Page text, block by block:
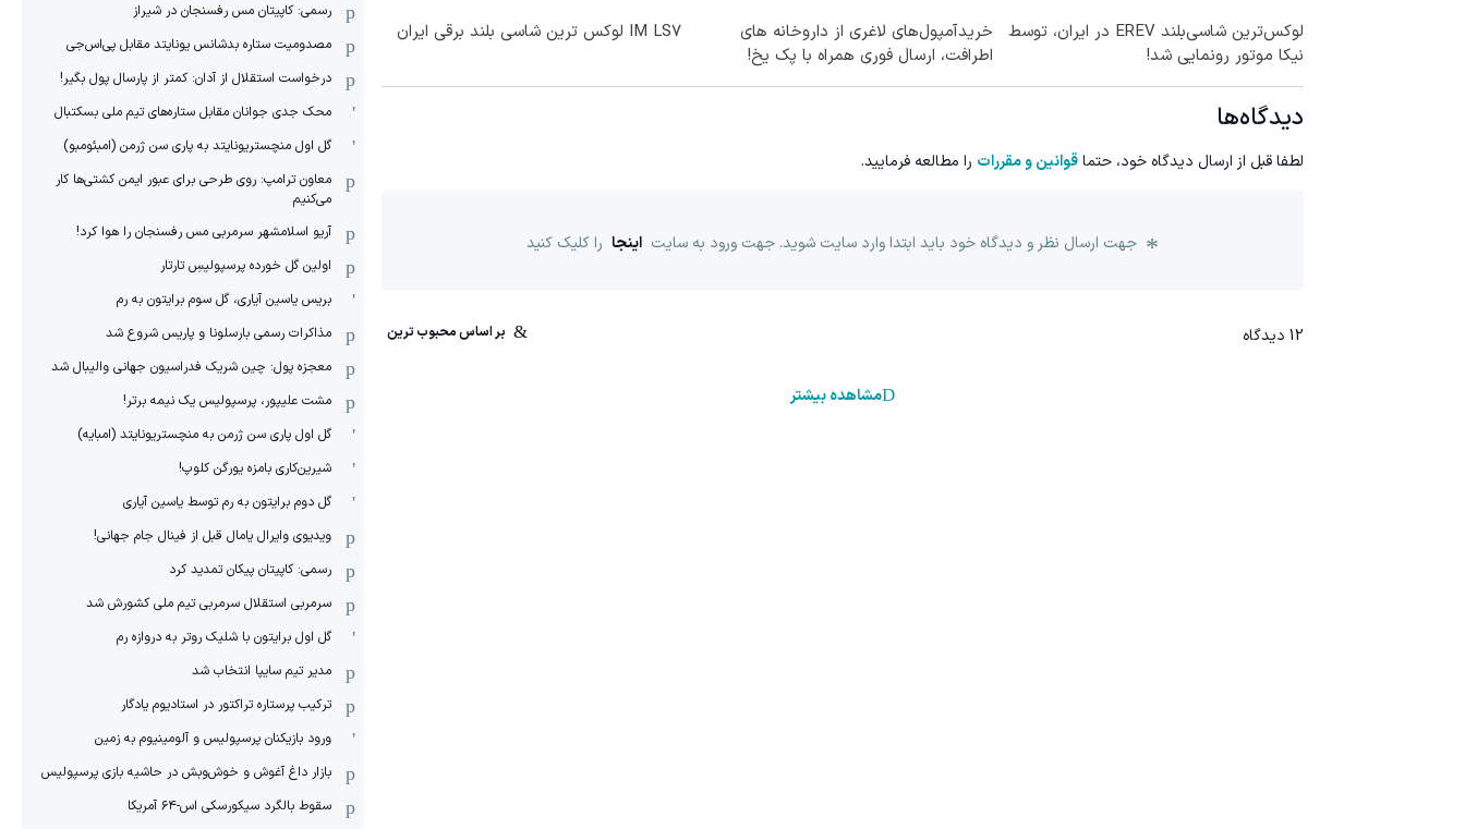
لوکس‌ترین شاسی‌بلند EREV در ایران، توسط
نیکا موتور رونمایی شد!
خریدآمپول‌های لاغری از داروخانه های
اطرافت، ارسال فوری همراه با پک یخ!
IM LS7 لوکس ترین شاسی بلند برقی ایران
دیدگاه‌ها
لطفا قبل از ارسال دیدگاه خود، حتماقوانین و مقررات را مطالعه فرمایید.
جهت ارسال نظر و دیدگاه خود باید ابتدا وارد سایت شوید. جهت ورود به سایت اینجا را کلیک کنید
12 دیدگاه
مشاهده بیشتر
رسمی: کاپیتان مس رفسنجان در شیراز
مصدومیت ستاره بدشانس یونایتد مقابل پی‌اس‌جی
درخواست استقلال از آدان: کمتر از پارسال پول بگیر!
محک جدی ‌جوانان مقابل ستاره‌های تیم ملی بسکتبال
گل اول منچستریونایتد به پاری سن ژرمن (امبئومبو)
معاون ترامپ: روی طرحی برای عبور ایمن کشتی‌ها کار
می‌کنیم
آریو اسلامشهر سرمربی مس رفسنجان را هوا کرد!
اولین گل خورده پرسپولیسِ تارتار
بریس یاسین آیاری، گل سوم برایتون به رم
مذاکرات رسمی بارسلونا و پاریس شروع شد
معجزه پول: چین شریک فدراسیون جهانی والیبال شد
مشت علیپور، پرسپولیس یک نیمه برتر!
گل اول پاری سن ژرمن به منچستریونایتد (امبایه)
شیرین‌کاری بامزه یورگن کلوپ!
گل دوم برایتون به رم توسط یاسین آیاری
ویدیوی وایرال یامال قبل از فینال جام جهانی!
رسمی: کاپیتان پیکان تمدید کرد
سرمربی استقلال سرمربی تیم ملی کشورش شد
گل اول برایتون با شلیک روتر به دروازه رم
مدیر تیم سایپا انتخاب شد
ترکیب پرستاره تراکتور در استادیوم یادگار
ورود بازیکنان پرسپولیس و آلومینیوم به زمین
بازار داغ آغوش و خوش‌و‌بش در حاشیه بازی پرسپولیس
سقوط بالگرد سیکورسکی اس-۶۴ آمریکا